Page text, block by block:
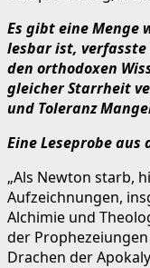
Es gibt eine
lesbar ist, verfasste
den orthodoxen
gleicher Starrheit
und Toleranz
Eine Leseprobe
„Als Newton starb,
Aufzeichnungen,
Alchimie und
der
Drachen der